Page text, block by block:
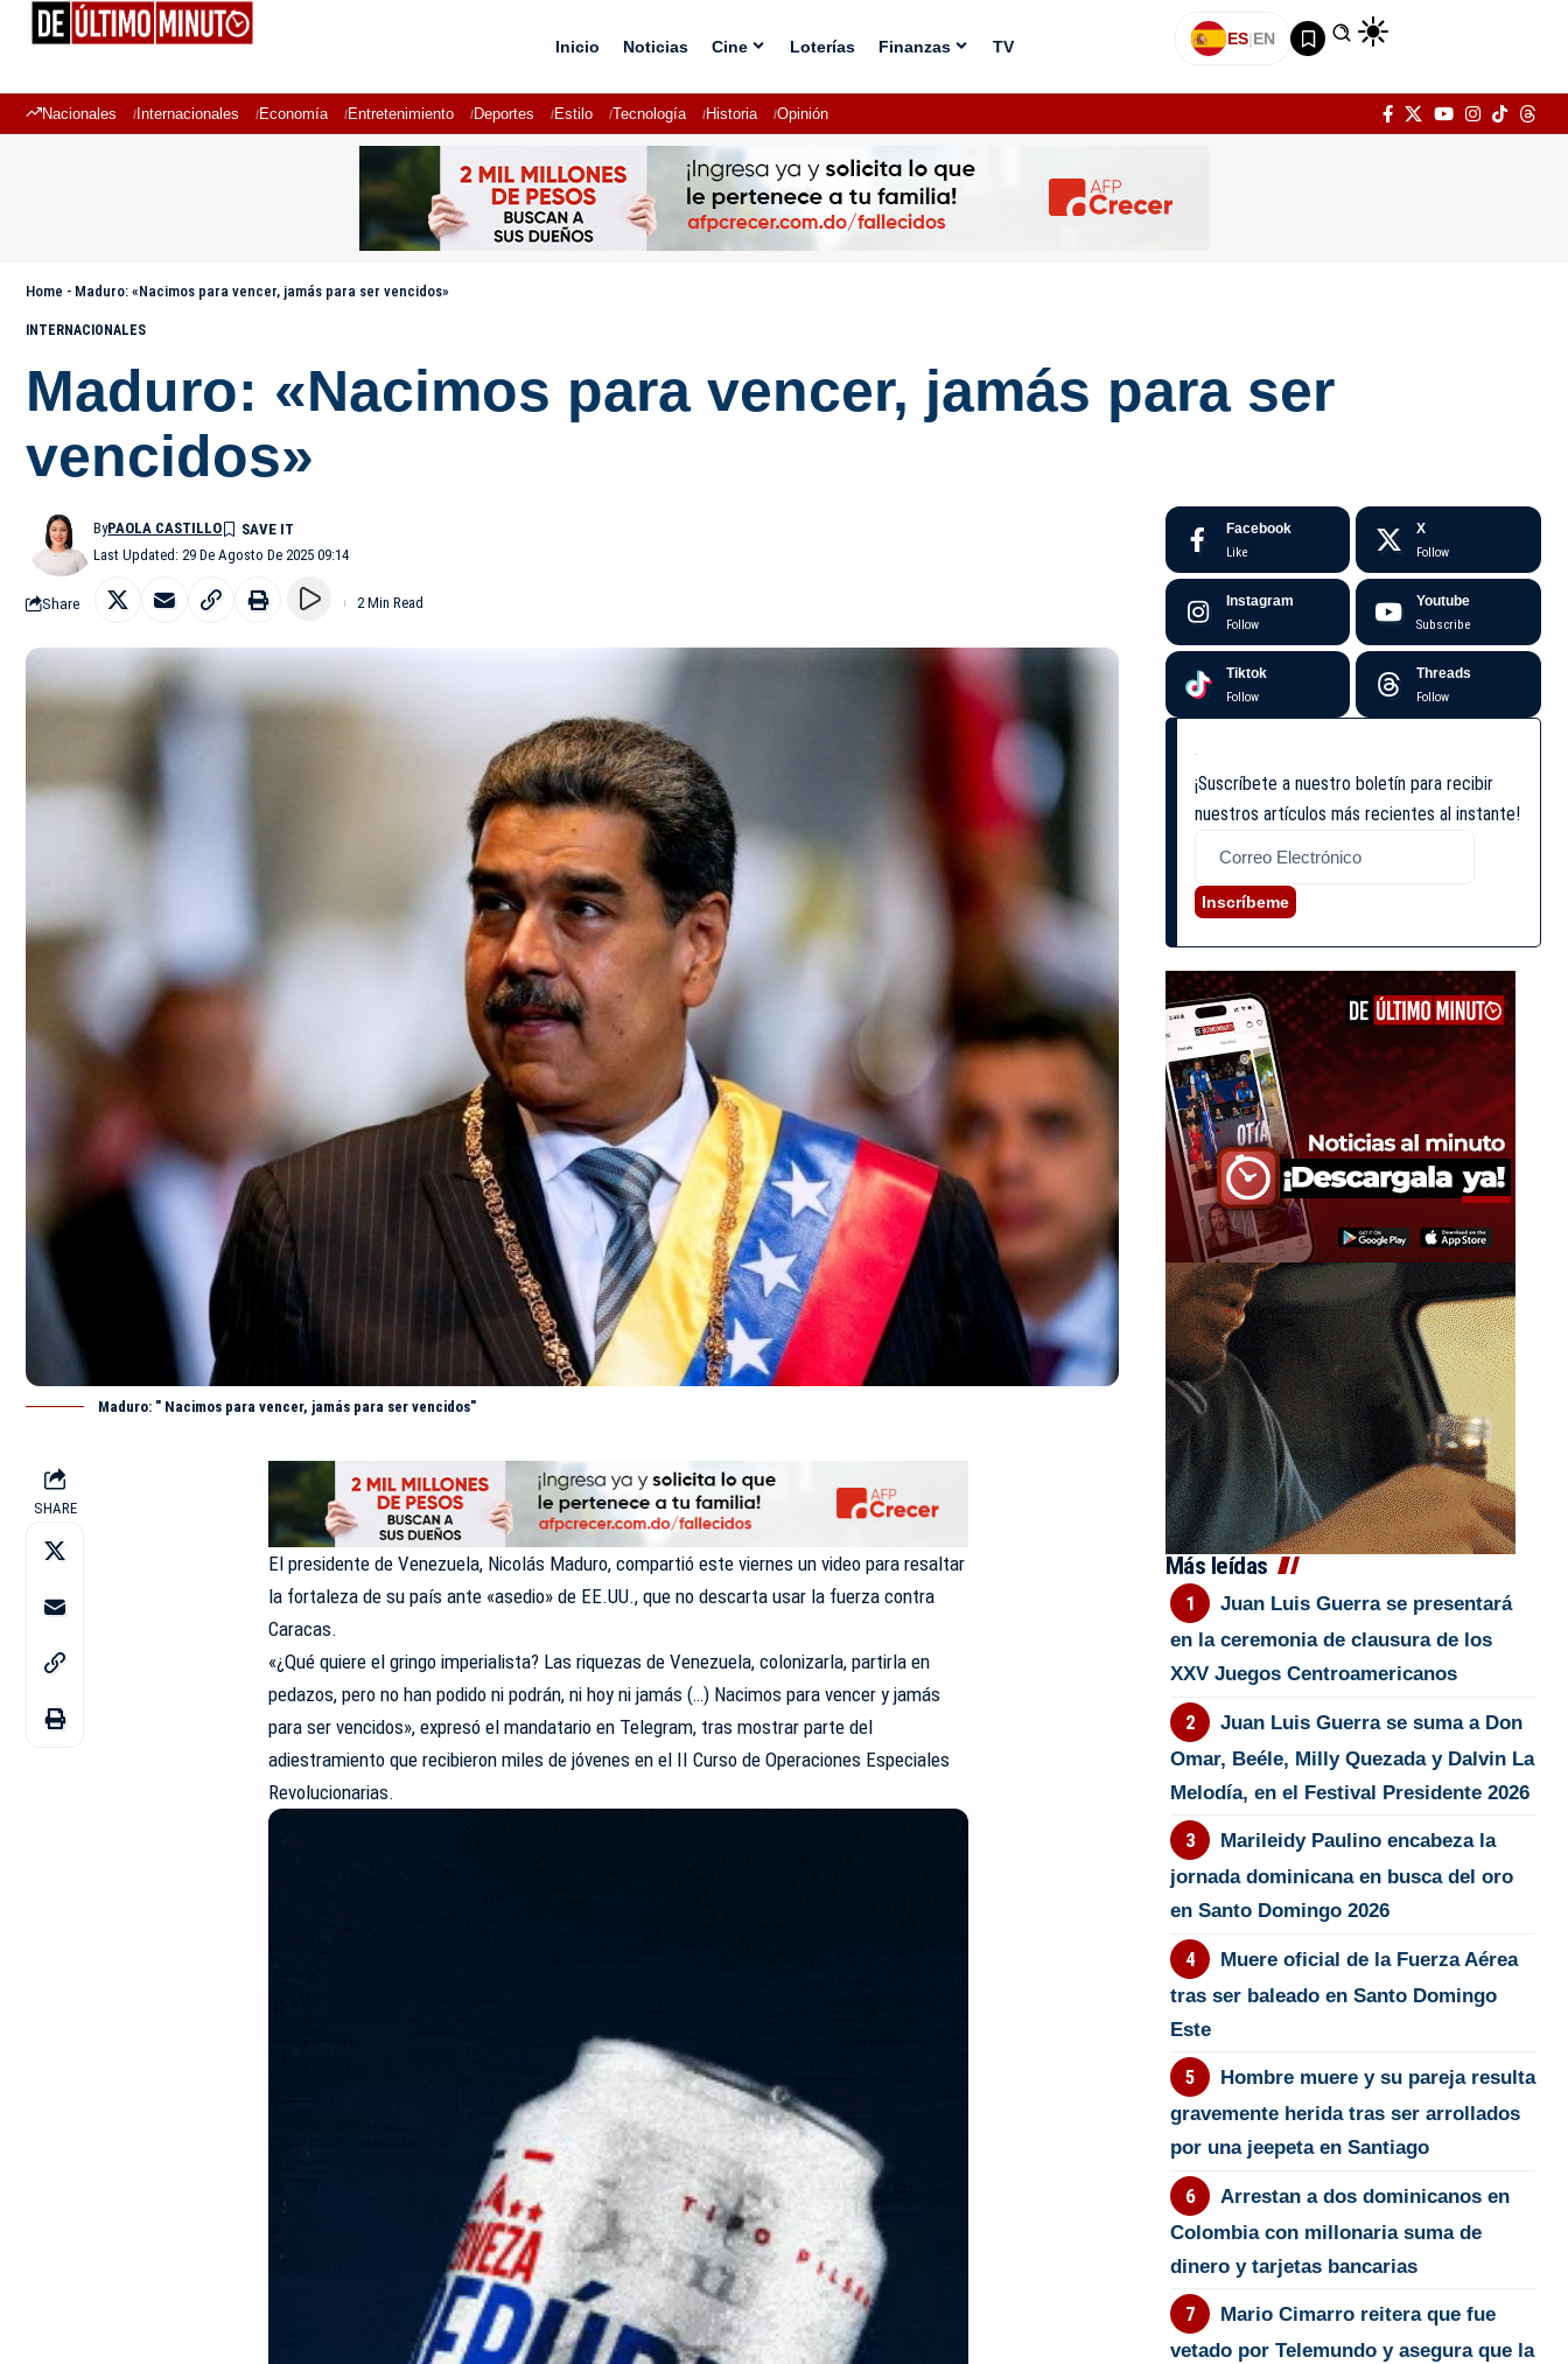
Inicio Noticias Cine Loterías Finanzas TV ES|EN
Nacionales Internacionales Economía Entretenimiento Deportes Estilo Tecnología Historia Opinión
Home - Maduro: «Nacimos para vencer, jamás para ser vencidos»
INTERNACIONALES
Maduro: «Nacimos para vencer, jamás para ser
vencidos»
Last Updated: 29 De Agosto De 2025 09:14
ByPAOLA CASTILLO
Share 2 Min Read
Maduro: " Nacimos para vencer, jamás para ser vencidos"
SHARE
El presidente de Venezuela, Nicolás Maduro, compartió este viernes un video para resaltar
la fortaleza de su país ante «asedio» de EE.UU., que no descarta usar la fuerza contra
Caracas.
«¿Qué quiere el gringo imperialista? Las riquezas de Venezuela, colonizarla, partirla en
pedazos, pero no han podido ni podrán, ni hoy ni jamás (…) Nacimos para vencer y jamás
para ser vencidos», expresó el mandatario en Telegram, tras mostrar parte del
adiestramiento que recibieron miles de jóvenes en el II Curso de Operaciones Especiales
Revolucionarias.
Facebook
Like
X
Follow
Instagram
Follow
Youtube
Subscribe
Tiktok
Follow
Threads
Follow
¡Suscríbete a nuestro boletín para recibir
nuestros artículos más recientes al instante!
Inscríbeme
Más leídas
Juan Luis Guerra se presentará
en la ceremonia de clausura de los
XXV Juegos Centroamericanos
Juan Luis Guerra se suma a Don
Omar, Beéle, Milly Quezada y Dalvin La
Melodía, en el Festival Presidente 2026
Marileidy Paulino encabeza la
jornada dominicana en busca del oro
en Santo Domingo 2026
Muere oficial de la Fuerza Aérea
tras ser baleado en Santo Domingo
Este
Hombre muere y su pareja resulta
gravemente herida tras ser arrollados
por una jeepeta en Santiago
Arrestan a dos dominicanos en
Colombia con millonaria suma de
dinero y tarjetas bancarias
Mario Cimarro reitera que fue
vetado por Telemundo y asegura que la